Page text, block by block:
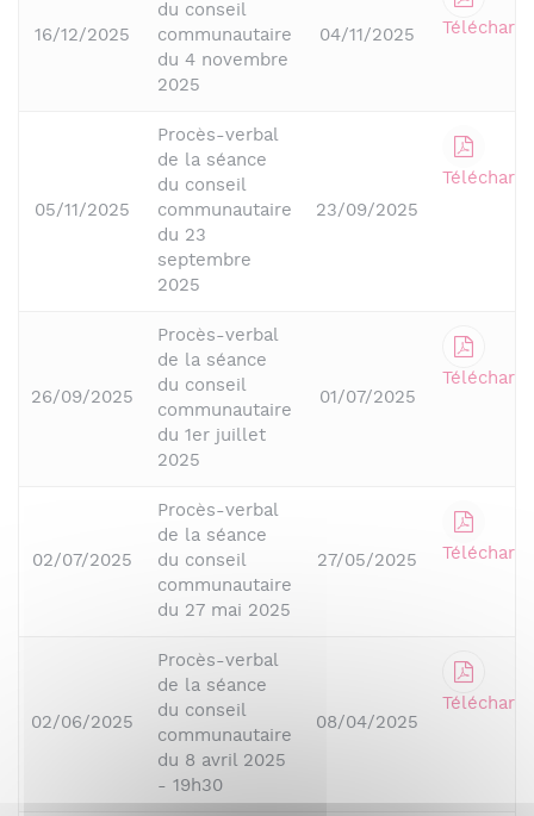
16/12/2025
du conseil
communautaire
du 4 novembre
2025
04/11/2025
05/11/2025
Procès-verbal
de la séance
du conseil
communautaire
du 23
septembre
2025
23/09/2025
26/09/2025
Procès-verbal
de la séance
du conseil
communautaire
du 1er juillet
2025
01/07/2025
02/07/2025
Procès-verbal
de la séance
du conseil
communautaire
du 27 mai 2025
27/05/2025
02/06/2025
Procès-verbal
de la séance
du conseil
communautaire
du 8 avril 2025
- 19h30
08/04/2025